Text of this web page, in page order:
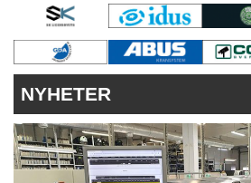
KONTAKT
VÅRA ANDRA MAGASIN
PRENUMERERA
ANNONSERA
NYHETER